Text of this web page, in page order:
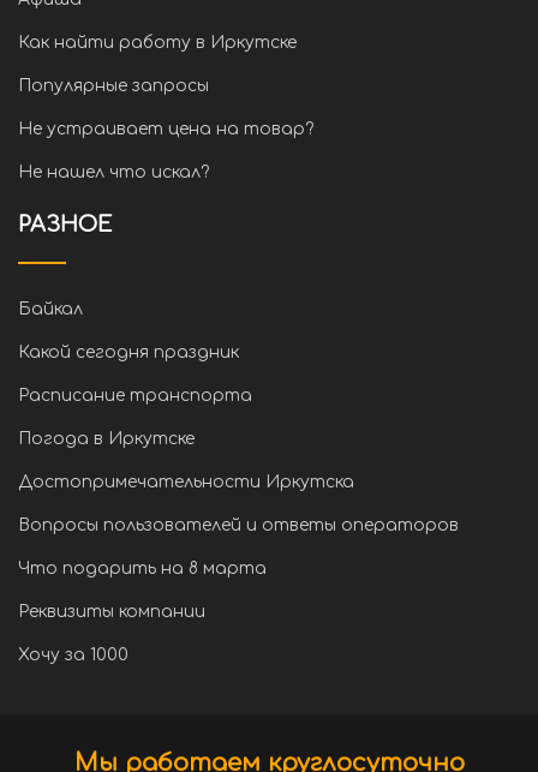
Как найти работу в Иркутске
Популярные запросы
Не устраивает цена на товар?
Не нашел что искал?
РАЗНОЕ
Байкал
Какой сегодня праздник
Расписание транспорта
Погода в Иркутске
Достопримечательности Иркутска
Вопросы пользователей и ответы операторов
Что подарить на 8 марта
Реквизиты компании
Хочу за 1000
Мы работаем круглосуточно